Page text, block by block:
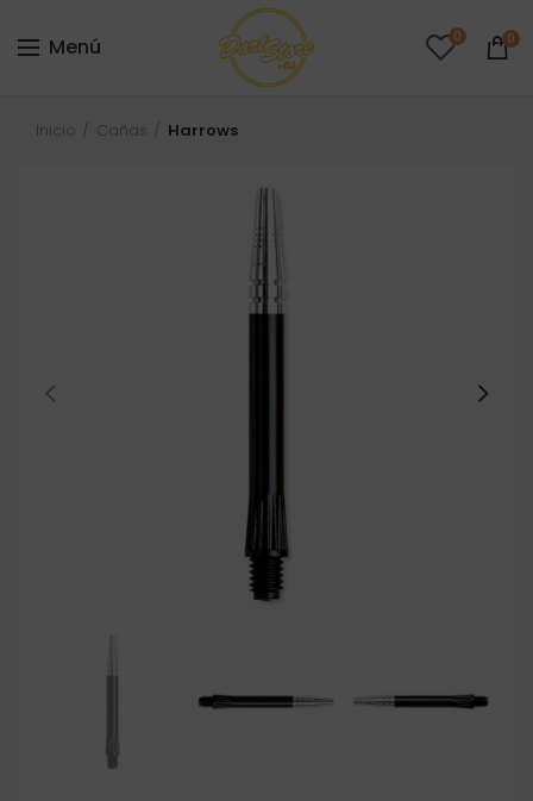
Menú 0 0
Inicio Cañas Harrows